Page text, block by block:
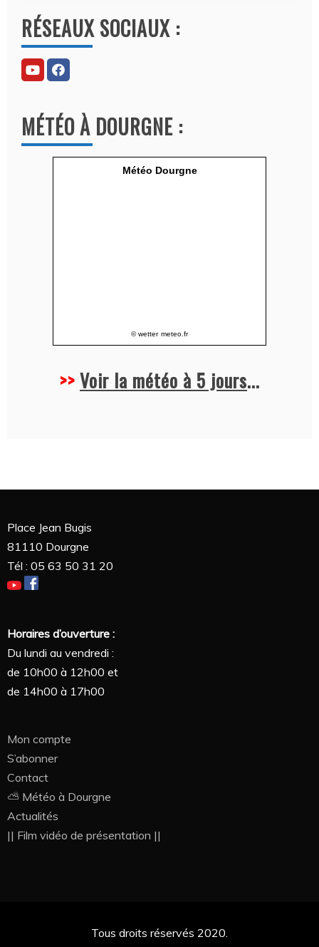
t
e
r
n
t
i
RÉSEAUX SOCIAUX :
MÉTÉO À DOURGNE :
Météo Dourgne
© wetter meteo.fr
>>Voir la météo à 5 jours...
Place Jean Bugis
81110 Dourgne
Tél : 05 63 50 31 20
Horaires d’ouverture :
Du lundi au vendredi :
de 10h00 à 12h00 et
de 14h00 à 17h00
Mon compte
S’abonner
Contact
⛅ Météo à Dourgne
Actualités
|| Film vidéo de présentation ||
Tous droits réservés 2020.